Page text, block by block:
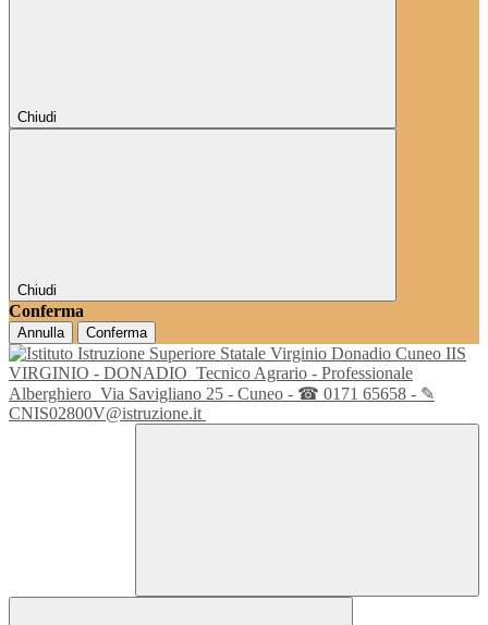
Chiudi
Chiudi
Conferma
Annulla Conferma
IIS
VIRGINIO - DONADIO Tecnico Agrario - Professionale
Alberghiero Via Savigliano 25 - Cuneo - ☎ 0171 65658 - ✎
CNIS02800V@istruzione.it